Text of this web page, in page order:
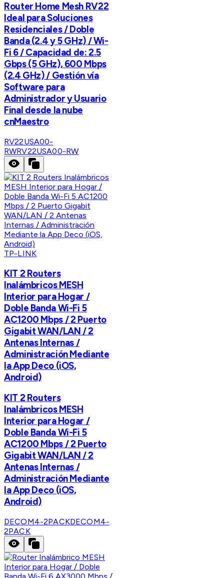
Router Home Mesh RV22
Ideal para Soluciones
Residenciales / Doble
Banda (2.4 y 5 GHz) / Wi-
Fi 6 / Capacidad de: 2.5
Gbps (5 GHz), 600 Mbps
(2.4 GHz) / Gestión vía
Software para
Administrador y Usuario
Final desde la nube
cnMaestro
RV22USA00-
RWRV22USA00-RW
TP-LINK
KIT 2 Routers
Inalámbricos MESH
Interior para Hogar /
Doble Banda Wi-Fi 5
AC1200 Mbps / 2 Puerto
Gigabit WAN/LAN / 2
Antenas Internas /
Administración Mediante
la App Deco (iOS,
Android)
KIT 2 Routers
Inalámbricos MESH
Interior para Hogar /
Doble Banda Wi-Fi 5
AC1200 Mbps / 2 Puerto
Gigabit WAN/LAN / 2
Antenas Internas /
Administración Mediante
la App Deco (iOS,
Android)
DECOM4-2PACKDECOM4-
2PACK